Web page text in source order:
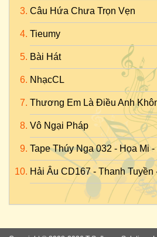
Câu Hứa Chưa Trọn Vẹn
Tieumy
Bài Hát
NhạcCL
Thương Em Là Điều Anh
Vô Ngại Pháp
Tape Thúy Nga 032 - Họa Mi
Hải Âu CD167 - Thanh